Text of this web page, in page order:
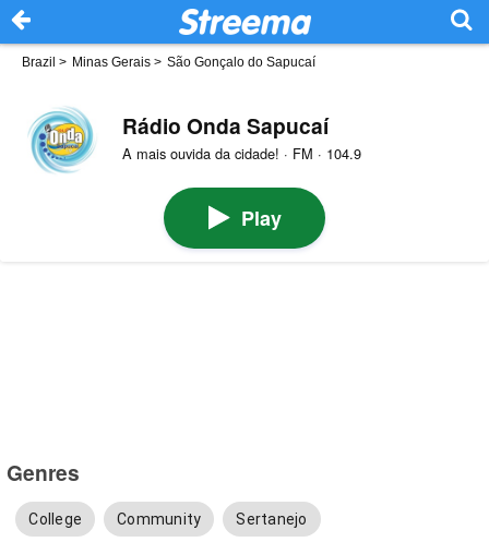
Brazil > Minas Gerais > São Gonçalo do Sapucaí
Rádio Onda Sapucaí
A mais ouvida da cidade! · FM · 104.9
Play
Genres
College Community Sertanejo